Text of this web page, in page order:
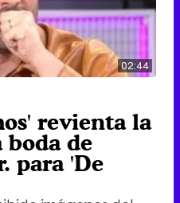
02:44
revienta la
boda de
para 'De